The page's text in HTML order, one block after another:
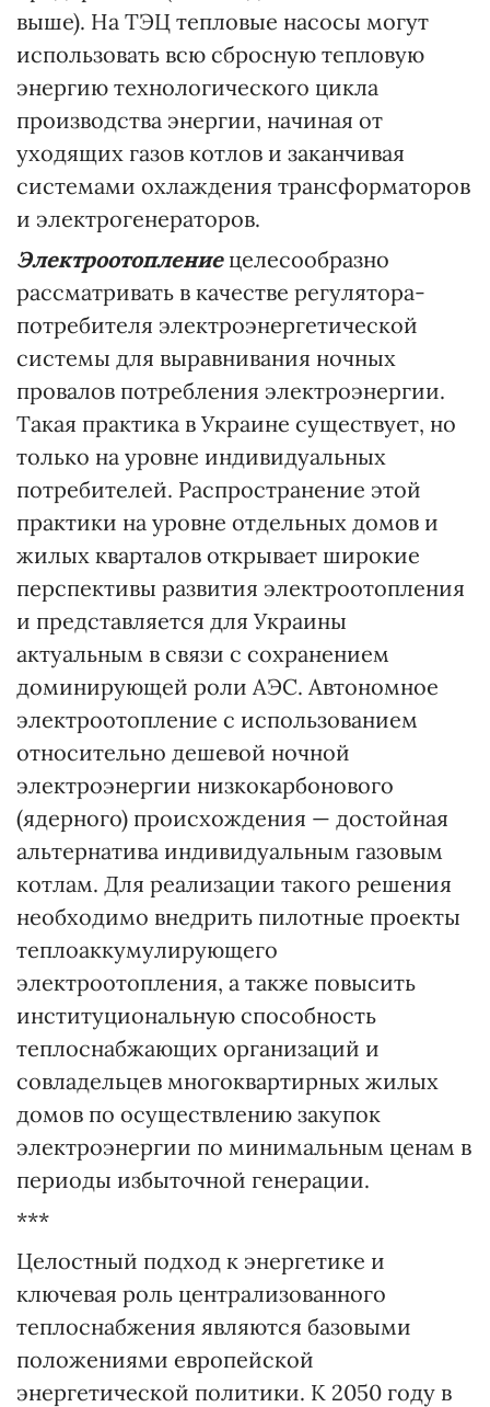
выше). На ТЭЦ тепловые насосы могут
использовать всю сбросную тепловую
энергию технологического цикла
производства энергии, начиная от
уходящих газов котлов и заканчивая
системами охлаждения трансформаторов
и электрогенераторов.
Электроотопление целесообразно
рассматривать в качестве регулятора-
потребителя электроэнергетической
системы для выравнивания ночных
провалов потребления электроэнергии.
Такая практика в Украине существует, но
только на уровне индивидуальных
потребителей. Распространение этой
практики на уровне отдельных домов и
жилых кварталов открывает широкие
перспективы развития электроотопления
и представляется для Украины
актуальным в связи с сохранением
доминирующей роли АЭС. Автономное
электроотопление с использованием
относительно дешевой ночной
электроэнергии низкокарбонового
(ядерного) происхождения — достойная
альтернатива индивидуальным газовым
котлам. Для реализации такого решения
необходимо внедрить пилотные проекты
теплоаккумулирующего
электроотопления, а также повысить
институциональную способность
теплоснабжающих организаций и
совладельцев многоквартирных жилых
домов по осуществлению закупок
электроэнергии по минимальным ценам в
периоды избыточной генерации.
***
Целостный подход к энергетике и
ключевая роль централизованного
теплоснабжения являются базовыми
положениями европейской
энергетической политики. К 2050 году в